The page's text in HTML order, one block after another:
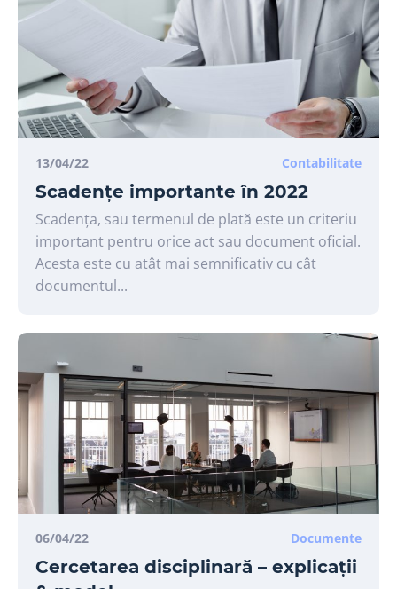
13/04/22 Contabilitate
Scadențe importante în 2022
Scadența, sau termenul de plată este un criteriu
important pentru orice act sau document oficial.
Acesta este cu atât mai semnificativ cu cât
documentul...
06/04/22 Documente
Cercetarea disciplinară – explicații